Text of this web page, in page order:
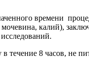
времени
калий),
8 часов, не